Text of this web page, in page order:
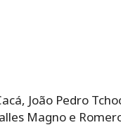
João Pedro
Magno e